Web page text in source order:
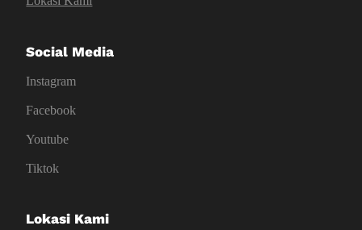
Social Media
Instagram
Facebook
Youtube
Tiktok
Lokasi Kami